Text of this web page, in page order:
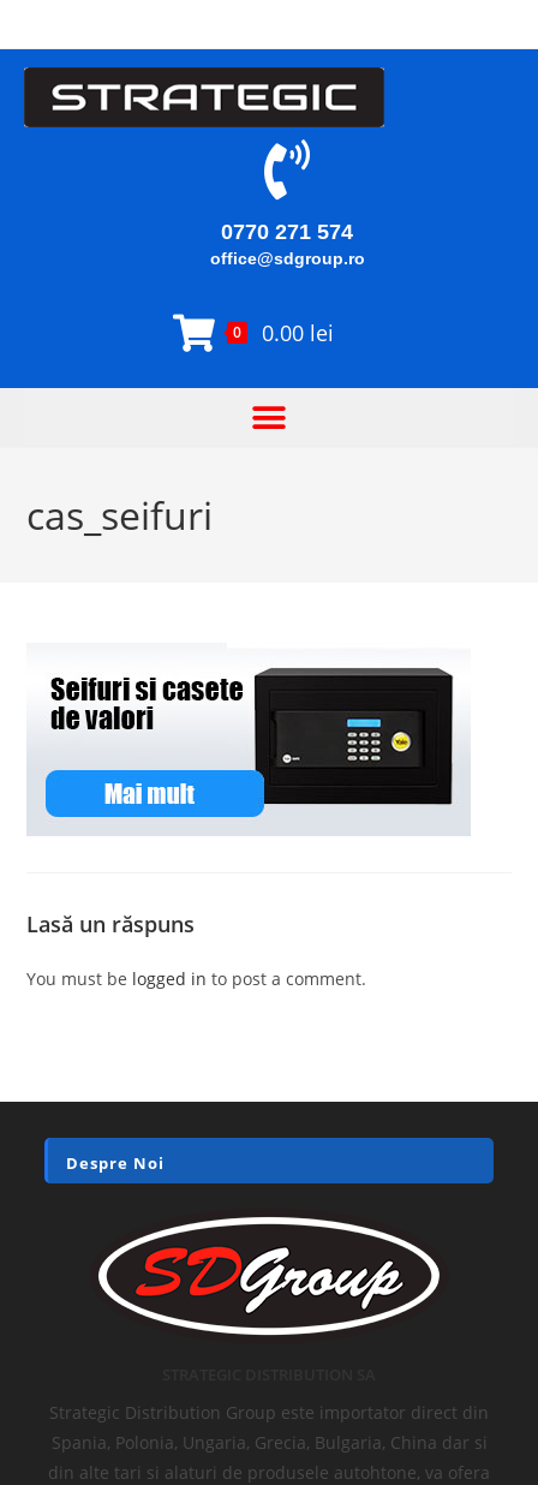
0770 271 574
office@sdgroup.ro
0 0.00 lei
cas_seifuri
Lasă un răspuns
You must be logged in to post a comment.
Despre Noi
Strategic Distribution Group este importator direct din
Spania, Polonia, Ungaria, Grecia, Bulgaria, China dar si
din alte tari si alaturi de produsele autohtone, va ofera